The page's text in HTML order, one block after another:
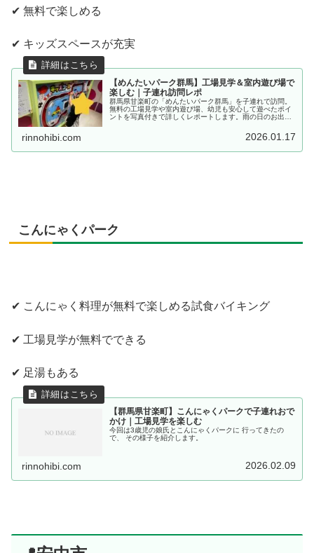
✔ 無料で楽しめる
✔ キッズスペースが充実
【めんたいパーク群馬】工場見学＆室内遊び場で
楽しむ｜子連れ訪問レポ
群馬県甘楽町の「めんたいパーク群馬」を子連れで訪問。
無料の工場見学や室内遊び場、幼児も安心して遊べたポイ
ントを写真付きで詳しくレポートします。雨の日のお出か
rinnohibi.com 2026.01.17
こんにゃくパーク
✔ こんにゃく料理が無料で楽しめる試食バイキング
✔ 工場見学が無料でできる
✔ 足湯もある
【群馬県甘楽町】こんにゃくパークで子連れおで
かけ｜工場見学を楽しむ
今回は3歳児の娘氏とこんにゃくパークに 行ってきたの
で、 その様子を紹介します。
rinnohibi.com 2026.02.09